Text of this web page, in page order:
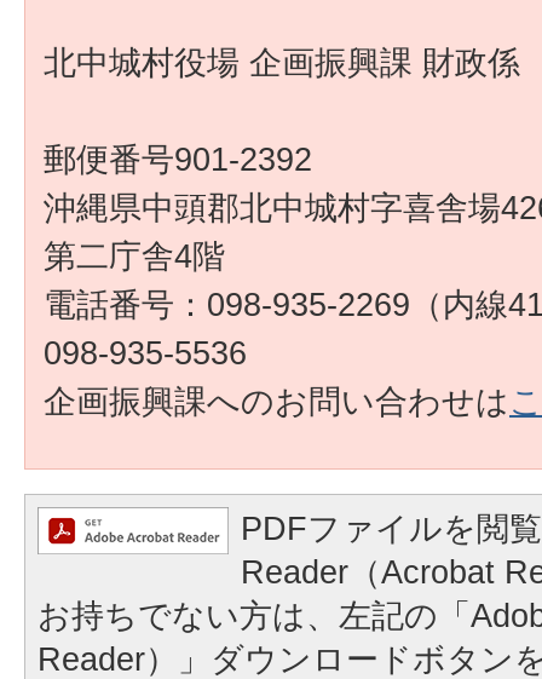
北中城村役場 企画振興課 財政係
郵便番号901-2392
沖縄県中頭郡北中城村字喜舎場
第二庁舎4階
電話番号：098-935-2269（内線
098-935-5536
企画振興課へのお問い合わせは
PDFファイルを閲
Reader（Acrobat
お持ちでない方は、左記の「
Reader）」ダウンロードボタン